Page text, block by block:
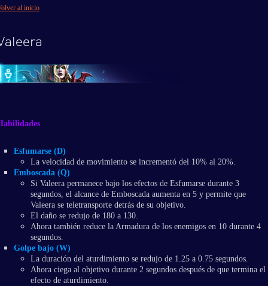
al inicio
Esfumarse (D)
La velocidad de movimiento se incrementó del 10% al 20%.
Emboscada (Q)
Si Valeera permanece bajo los efectos de Esfumarse durante 3
segundos, el alcance de Emboscada aumenta en 5 y permite que
Valeera se teletransporte detrás de su objetivo.
El daño se redujo de 180 a 130.
Ahora también reduce la Armadura de los enemigos en 10 durante 4
segundos.
Golpe bajo (W)
La duración del aturdimiento se redujo de 1.25 a 0.75 segundos.
Ahora ciega al objetivo durante 2 segundos después de que termina el
efecto de aturdimiento.